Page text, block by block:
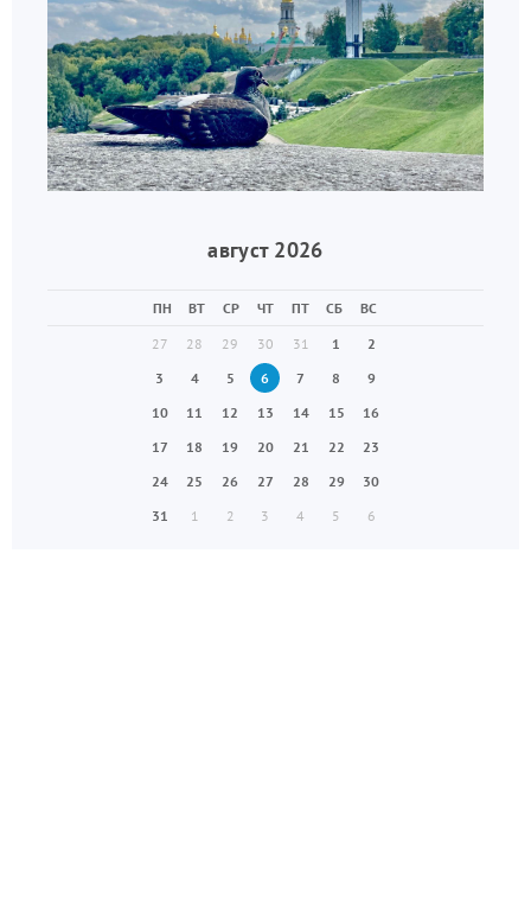
август 2026
ПН ВТ СР ЧТ ПТ СБ
ВС
27
28 29 30 31 1
2
3
4 5 6 7 8
9
10
11 12 13 14 15
16
17
18 19 20 21 22
23
24
25 26 27 28 29
30
31
1 2 3 4 5 6